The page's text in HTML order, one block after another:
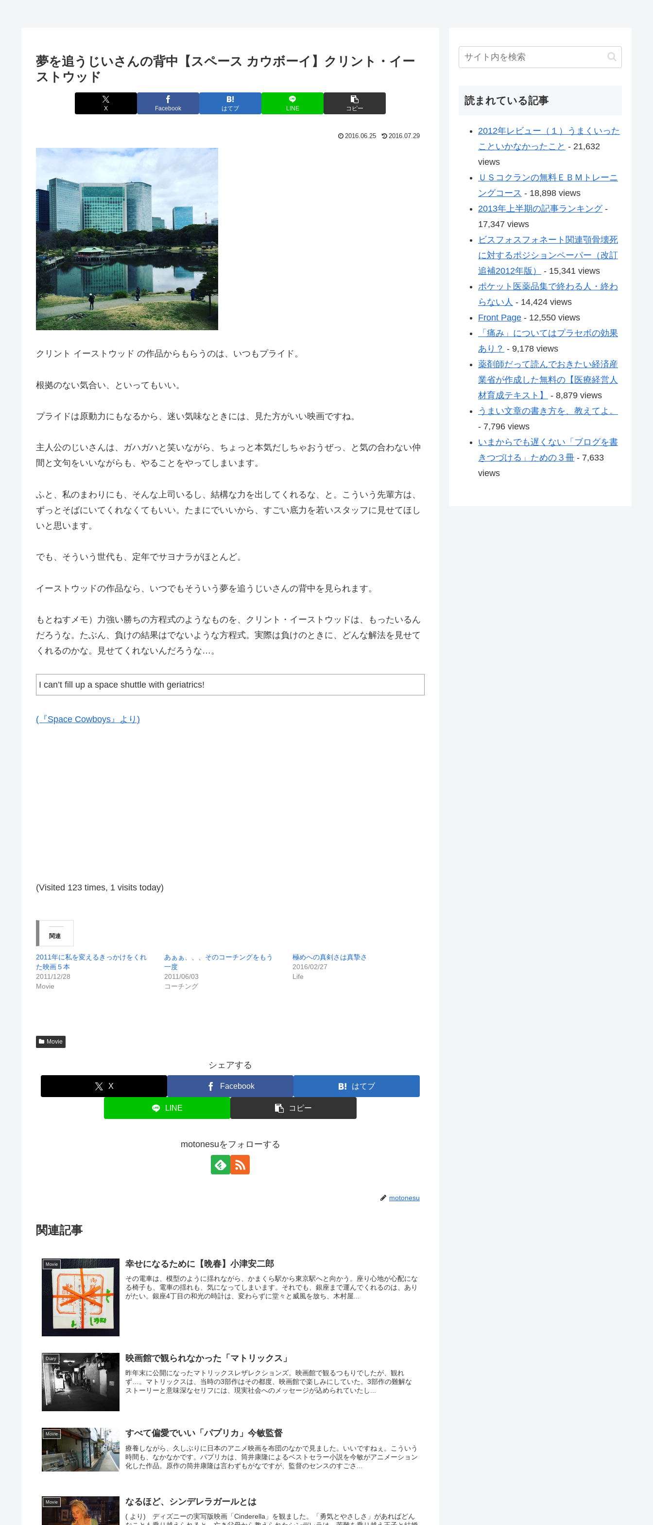
夢を追うじいさんの背中【スペース カウボーイ】クリント・イー
ストウッド
X Facebook はてブ LINE コピー
2016.06.25 2016.07.29
クリント イーストウッド の作品からもらうのは、いつもプライド。
根拠のない気合い、といってもいい。
プライドは原動力にもなるから、迷い気味なときには、見た方がいい映画ですね。
主人公のじいさんは、ガハガハと笑いながら、ちょっと本気だしちゃおうぜっ、と気の合わない仲
間と文句をいいながらも、やることをやってしまいます。
ふと、私のまわりにも、そんな上司いるし、結構な力を出してくれるな、と。こういう先輩方は、
ずっとそばにいてくれなくてもいい。たまにでいいから、すごい底力を若いスタッフに見せてほし
いと思います。
でも、そういう世代も、定年でサヨナラがほとんど。
イーストウッドの作品なら、いつでもそういう夢を追うじいさんの背中を見られます。
もとねすメモ）力強い勝ちの方程式のようなものを、クリント・イーストウッドは、もったいるん
だろうな。たぶん、負けの結果はでないような方程式。実際は負けのときに、どんな解法を見せて
くれるのかな。見せてくれないんだろうな…。
I can’t fill up a space shuttle with geriatrics!
(『Space Cowboys』より)
(Visited 123 times, 1 visits today)
関連
2011年に私を変えるきっかけをくれ
た映画５本
2011/12/28
Movie
あぁぁ、、、そのコーチングをもう
一度
2011/06/03
コーチング
極めへの真剣さは真摯さ
2016/02/27
Life
Movie
シェアする
X Facebook はてブ
LINE コピー
motonesuをフォローする
motonesu
関連記事
Movie 幸せになるために【晩春】小津安二郎
その電車は、模型のように揺れながら、かまくら駅から東京駅へと向かう。座り心地が心配にな
る椅子も、電車の揺れも、気になってしまいます。それでも、銀座まで運んでくれるのは、あり
がたい。銀座4丁目の和光の時計は、変わらずに堂々と威風を放ち、木村屋...
Diary 映画館で観られなかった「マトリックス」
昨年末に公開になったマトリックスレザレクションズ。映画館で観るつもりでしたが、観れ
ず…。マトリックスは、当時の3部作はその都度、映画館で楽しみにしていた。3部作の難解な
ストーリーと意味深なセリフには、現実社会へのメッセージが込められていたし...
Movie すべて偏愛でいい「パプリカ」今敏監督
療養しながら、久しぶりに日本のアニメ映画を布団のなかで見ました。いいですねぇ。こういう
時間も、なかなかです。パプリカは、筒井康隆によるベストセラー小説を今敏がアニメーション
化した作品。原作の筒井康隆は言わずもがなですが、監督のセンスのすごさ...
Movie なるほど、シンデレラガールとは
( より) ディズニーの実写版映画「Cinderella」を観ました。「勇気とやさしさ」があればどん
読まれている記事
2012年レビュー（１）うまくいった
こといかなかったこと - 21,632
views
ＵＳコクランの無料ＥＢＭトレーニ
ングコース - 18,898 views
2013年上半期の記事ランキング-
17,347 views
ビスフォスフォネート関連顎骨壊死
に対するポジションペーパー（改訂
追補2012年版）
- 15,341 views
ポケット医薬品集で終わる人・終わ
らない人 - 14,424 views
Front Page - 12,550 views
「痛み」についてはプラセボの効果
あり？ - 9,178 views
薬剤師だって読んでおきたい経済産
業省が作成した無料の【医療経営人
材育成テキスト】
- 8,879 views
うまい文章の書き方を、教えてよ。
- 7,796 views
いまからでも遅くない「ブログを書
きつづける」ための３冊 - 7,633
views